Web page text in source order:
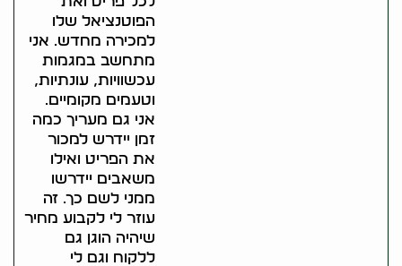
הפוטנציאל שלו
למכירה מחדש. אני
מתחשב במגמות
עכשוויות, עונתיות,
וטעמים מקומיים.
אני גם מעריך כמה
זמן יידרש למכור
את הפריט ואילו
משאבים יידרשו
ממני לשם כך. זה
עוזר לי לקבוע מחיר
שיהיה הוגן גם
ללקוח וגם לי